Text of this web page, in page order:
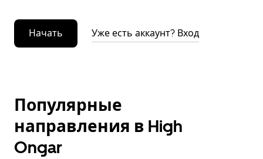
Начать Уже есть аккаунт? Вход
Популярные
направления в High
Ongar